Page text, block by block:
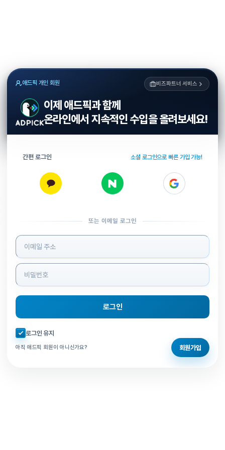
애드픽 개인 회원 비즈파트너 서비스
이제 애드픽과 함께
온라인에서 지속적인 수입을 올려보세요!
간편 로그인 소셜 로그인으로 빠른 가입 가능!
또는 이메일 로그인
로그인 정보 입력
로그인
자동로그인 체크
로그인 유지
아직 애드픽 회원이 아니신가요? 회원가입